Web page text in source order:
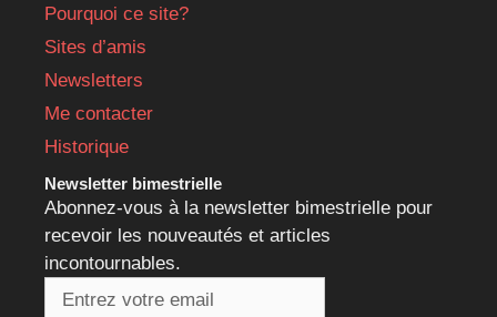
Pourquoi ce site?
Sites d’amis
Newsletters
Me contacter
Historique
Newsletter bimestrielle
Abonnez-vous à la newsletter bimestrielle pour
recevoir les nouveautés et articles
incontournables.